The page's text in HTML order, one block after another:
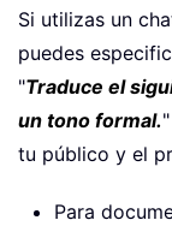
Si utilizas un
puedes
"Traduce el
un tono formal.
tu público y el
Para